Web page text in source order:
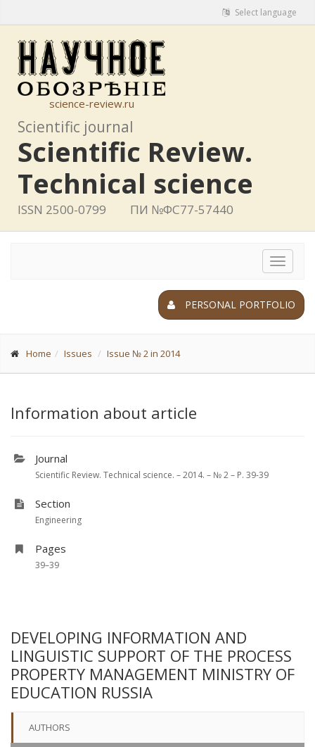
Select language
science-review.ru
Scientific journal
Scientific Review.
Technical science
ISSN 2500-0799 ПИ №ФС77-57440
Toggle
PERSONAL PORTFOLIO
Home Issues Issue № 2 in 2014
Information about article
Journal
Scientific Review. Technical science. – 2014. – № 2 – P. 39-39
Section
Engineering
Pages
39–39
DEVELOPING INFORMATION AND
LINGUISTIC SUPPORT OF THE PROCESS
PROPERTY MANAGEMENT MINISTRY OF
EDUCATION RUSSIA
AUTHORS